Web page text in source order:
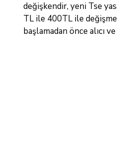
değişkendir, yeni Tse
TL ile 400TL ile
başlamadan önce alıcı